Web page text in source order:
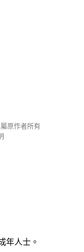
原作者所有
年人士。